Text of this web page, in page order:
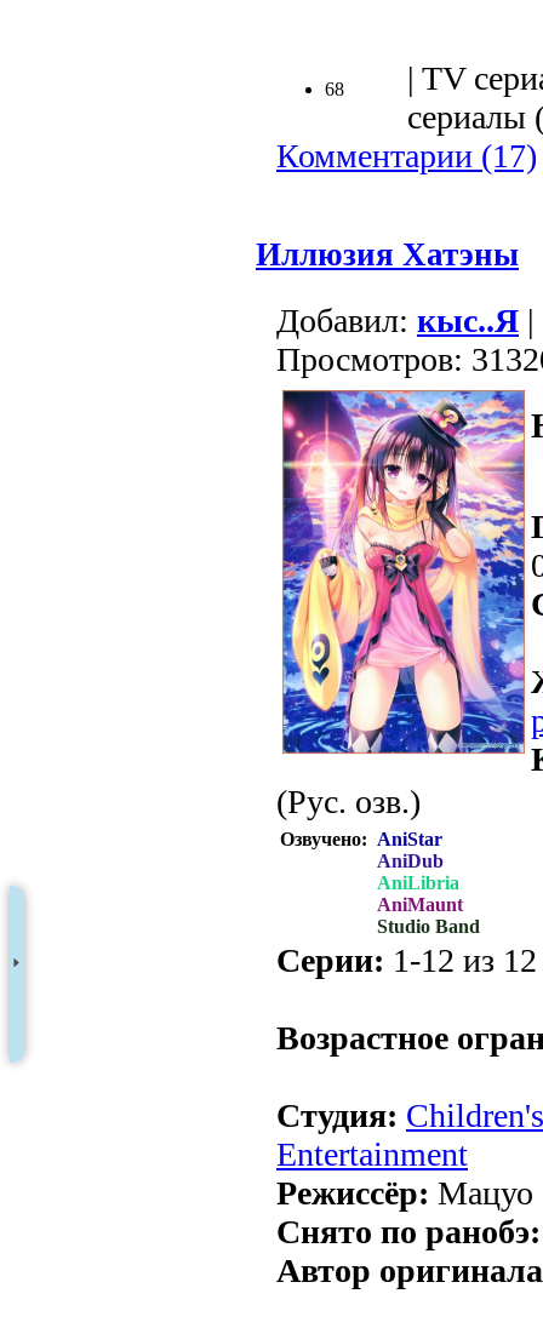
68
| TV
сериалы
Комментарии (17)
Иллюзия Хатэны
Добавил: кыс..Я
Просмотров:
(Рус. озв.)
Озвучено: AniStar
AniDub
AniLibria
AniMaunt
Studio Band
Серии: 1-12 из
Возрастное
Студия:
Entertainment
Режиссёр: Мацуо
Снято по ранобэ:
Автор